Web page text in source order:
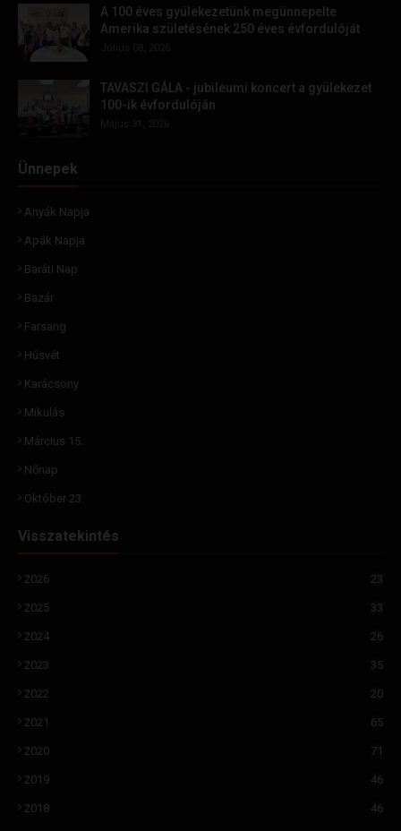
A 100 éves gyülekezetünk megünnepelte
Amerika születésének 250 éves évfordulóját
TAVASZI GÁLA - jubileumi koncert a gyülekezet
100-ik évfordulóján
Ünnepek
Anyák Napja
Apák Napja
Baráti Nap
Bazár
Farsang
Húsvét
Karácsony
Mikulás
Március 15.
Nőnap
Október 23.
Visszatekintés
2026 23
2025 33
2024 26
2023 35
2022 20
2021 65
2020 71
2019 46
2018 46